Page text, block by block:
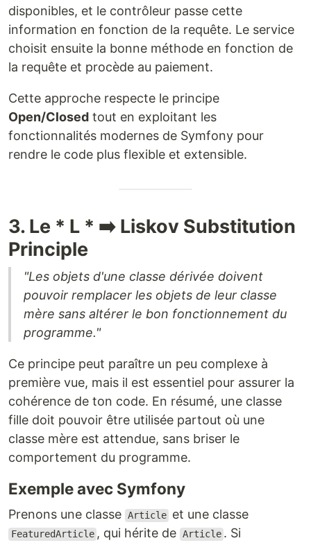
disponibles, et le contrôleur passe cette
information en fonction de la requête. Le service
choisit ensuite la bonne méthode en fonction de
la requête et procède au paiement.
Cette approche respecte le principe
Open/Closed tout en exploitant les
fonctionnalités modernes de Symfony pour
rendre le code plus flexible et extensible.
3. Le * L * ➡️ Liskov Substitution
Principle
"Les objets d'une classe dérivée doivent
pouvoir remplacer les objets de leur classe
mère sans altérer le bon fonctionnement du
programme."
Ce principe peut paraître un peu complexe à
première vue, mais il est essentiel pour assurer la
cohérence de ton code. En résumé, une classe
fille doit pouvoir être utilisée partout où une
classe mère est attendue, sans briser le
comportement du programme.
Exemple avec Symfony
Prenons une classe Article et une classe
FeaturedArticle , qui hérite de Article . Si